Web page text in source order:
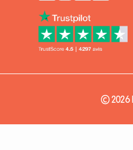
© 2026